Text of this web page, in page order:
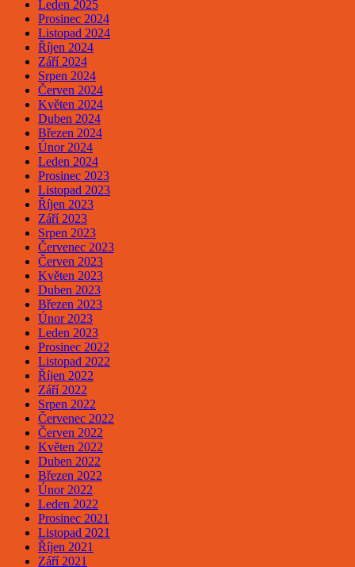
Leden 2025
Prosinec 2024
Listopad 2024
Říjen 2024
Září 2024
Srpen 2024
Červen 2024
Květen 2024
Duben 2024
Březen 2024
Únor 2024
Leden 2024
Prosinec 2023
Listopad 2023
Říjen 2023
Září 2023
Srpen 2023
Červenec 2023
Červen 2023
Květen 2023
Duben 2023
Březen 2023
Únor 2023
Leden 2023
Prosinec 2022
Listopad 2022
Říjen 2022
Září 2022
Srpen 2022
Červenec 2022
Červen 2022
Květen 2022
Duben 2022
Březen 2022
Únor 2022
Leden 2022
Prosinec 2021
Listopad 2021
Říjen 2021
Září 2021